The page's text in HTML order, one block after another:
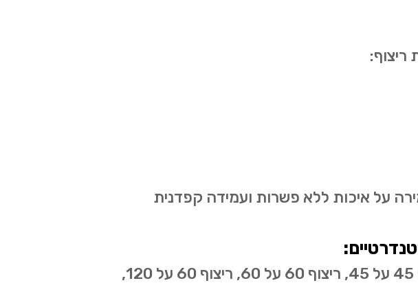
ריצוף:
על איכות ללא פשרות ועמידה קפדנית
ריצוף 20 על 20, ריצוף 30/30, ריצוף 30/60, ריצוף 40*40, ריצוף 45 על 45, ריצוף 60 על 60, ריצוף 60 על 120,